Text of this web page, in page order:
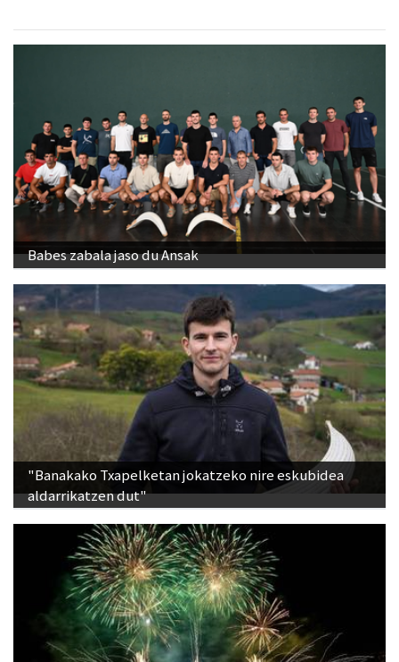
Babes zabala jaso du Ansak
"Banakako Txapelketan jokatzeko nire eskubidea
aldarrikatzen dut"